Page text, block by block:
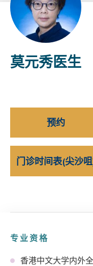
莫元秀医生
预约
门诊时间表(尖沙
专业资格
香港中文大学内外